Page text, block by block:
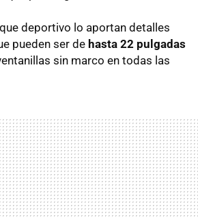
deportivo lo aportan detalles
pueden ser de hasta 22 pulgadas
sin marco en todas las